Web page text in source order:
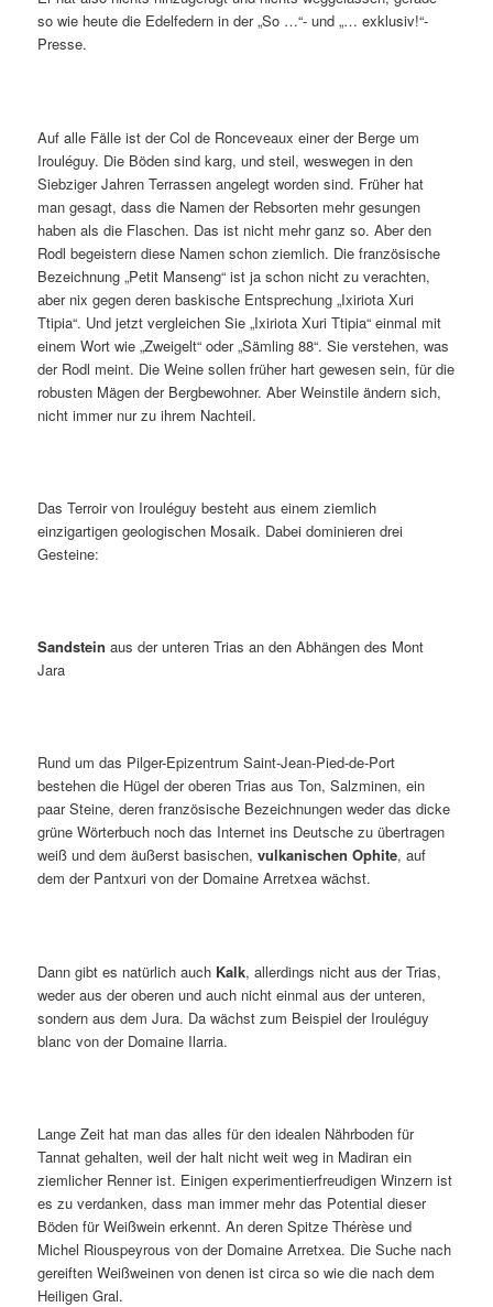
so wie heute die Edelfedern in der „So …“- und „… exklusiv!“-
Presse.
Auf alle Fälle ist der Col de Ronceveaux einer der Berge um
Irouléguy. Die Böden sind karg, und steil, weswegen in den
Siebziger Jahren Terrassen angelegt worden sind. Früher hat
man gesagt, dass die Namen der Rebsorten mehr gesungen
haben als die Flaschen. Das ist nicht mehr ganz so. Aber den
Rodl begeistern diese Namen schon ziemlich. Die französische
Bezeichnung „Petit Manseng“ ist ja schon nicht zu verachten,
aber nix gegen deren baskische Entsprechung „Ixiriota Xuri
Ttipia“. Und jetzt vergleichen Sie „Ixiriota Xuri Ttipia“ einmal mit
einem Wort wie „Zweigelt“ oder „Sämling 88“. Sie verstehen, was
der Rodl meint. Die Weine sollen früher hart gewesen sein, für die
robusten Mägen der Bergbewohner. Aber Weinstile ändern sich,
nicht immer nur zu ihrem Nachteil.
Das Terroir von Irouléguy besteht aus einem ziemlich
einzigartigen geologischen Mosaik. Dabei dominieren drei
Gesteine:
Sandstein aus der unteren Trias an den Abhängen des Mont
Jara
Rund um das Pilger-Epizentrum Saint-Jean-Pied-de-Port
bestehen die Hügel der oberen Trias aus Ton, Salzminen, ein
paar Steine, deren französische Bezeichnungen weder das dicke
grüne Wörterbuch noch das Internet ins Deutsche zu übertragen
weiß und dem äußerst basischen,vulkanischen Ophite, auf
dem der Pantxuri von der Domaine Arretxea wächst.
Dann gibt es natürlich auch Kalk, allerdings nicht aus der Trias,
weder aus der oberen und auch nicht einmal aus der unteren,
sondern aus dem Jura. Da wächst zum Beispiel der Irouléguy
blanc von der Domaine Ilarria.
Lange Zeit hat man das alles für den idealen Nährboden für
Tannat gehalten, weil der halt nicht weit weg in Madiran ein
ziemlicher Renner ist. Einigen experimentierfreudigen Winzern ist
es zu verdanken, dass man immer mehr das Potential dieser
Böden für Weißwein erkennt. An deren Spitze Thérèse und
Michel Riouspeyrous von der Domaine Arretxea. Die Suche nach
gereiften Weißweinen von denen ist circa so wie die nach dem
Heiligen Gral.